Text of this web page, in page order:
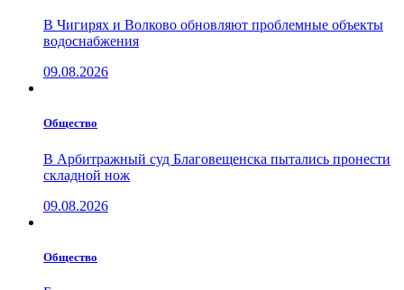
В Чигирях и Волково обновляют проблемные объекты
водоснабжения
09.08.2026
Общество
В Арбитражный суд Благовещенска пытались пронести
складной нож
09.08.2026
Общество